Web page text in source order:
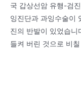
국 갑상선암 유행-검
잉진단과 과잉수술이
진의 반발이 있었습니
들켜 버린 것으로 비